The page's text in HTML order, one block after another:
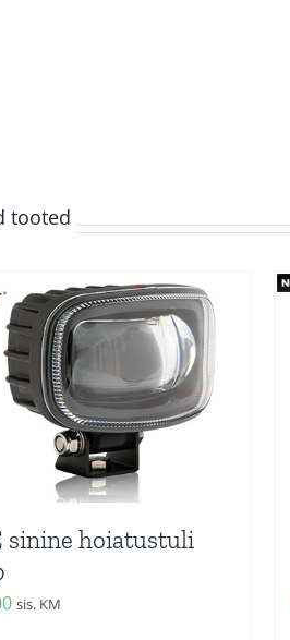
tooted
sinine hoiatustuli
sis. KM